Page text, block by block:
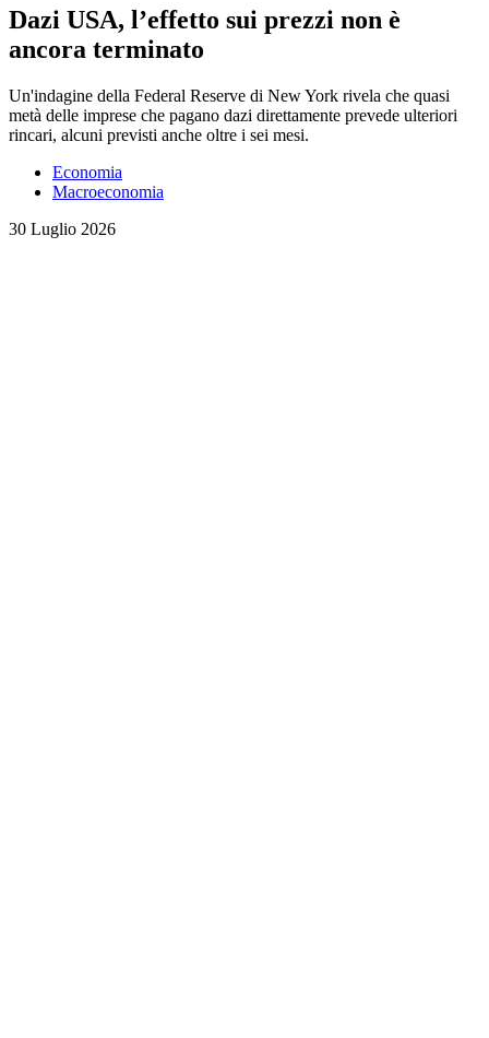
Dazi USA, l’effetto sui prezzi non è
ancora terminato
Un'indagine della Federal Reserve di New York rivela che quasi
metà delle imprese che pagano dazi direttamente prevede ulteriori
rincari, alcuni previsti anche oltre i sei mesi.
Economia
Macroeconomia
30 Luglio 2026